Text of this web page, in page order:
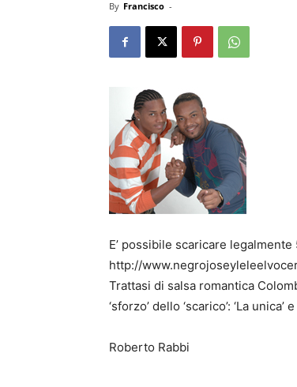
By Francisco -
E’ possibile scaricare
http://
Trattasi di salsa romantica
‘sforzo’ dello ‘scarico’: ‘La
Roberto Rabbi